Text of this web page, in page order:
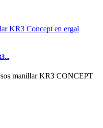
manillar KR3 CONCEPT